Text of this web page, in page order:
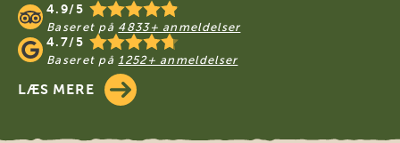
4.9/5
Baseret på 4833+ anmeldelser
4.7/5
Baseret på 1252+ anmeldelser
LÆS MERE